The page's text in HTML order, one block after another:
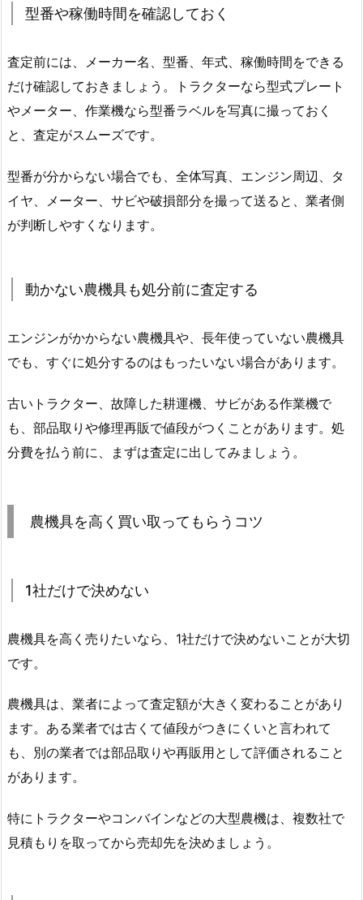
型番や稼働時間を確認しておく
査定前には、メーカー名、型番、年式、稼働時間をできる
だけ確認しておきましょう。トラクターなら型式プレート
やメーター、作業機なら型番ラベルを写真に撮っておく
と、査定がスムーズです。
型番が分からない場合でも、全体写真、エンジン周辺、タ
イヤ、メーター、サビや破損部分を撮って送ると、業者側
が判断しやすくなります。
動かない農機具も処分前に査定する
エンジンがかからない農機具や、長年使っていない農機具
でも、すぐに処分するのはもったいない場合があります。
古いトラクター、故障した耕運機、サビがある作業機で
も、部品取りや修理再販で値段がつくことがあります。処
分費を払う前に、まずは査定に出してみましょう。
農機具を高く買い取ってもらうコツ
1社だけで決めない
農機具を高く売りたいなら、1社だけで決めないことが大切
です。
農機具は、業者によって査定額が大きく変わることがあり
ます。ある業者では古くて値段がつきにくいと言われて
も、別の業者では部品取りや再販用として評価されること
があります。
特にトラクターやコンバインなどの大型農機は、複数社で
見積もりを取ってから売却先を決めましょう。